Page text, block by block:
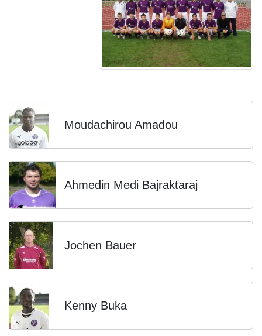
Moudachirou Amadou
Ahmedin Medi Bajraktaraj
Jochen Bauer
Kenny Buka